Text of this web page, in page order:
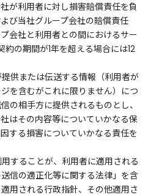
が利用者に対し損害賠償責任を負
び当社グループ会社の賠償責任
会社と利用者との間におけるサー
の期間が1年を超える場合には12
供または伝送する情報（利用者が
を含むがこれに限りません）につ
の相手方に提供されるものとし、
はその内容等についていかなる保
する損害についていかなる責任を
することが、利用者に適用される
信の適正化等に関する法律」を含
用される行政指針、その他適用さ